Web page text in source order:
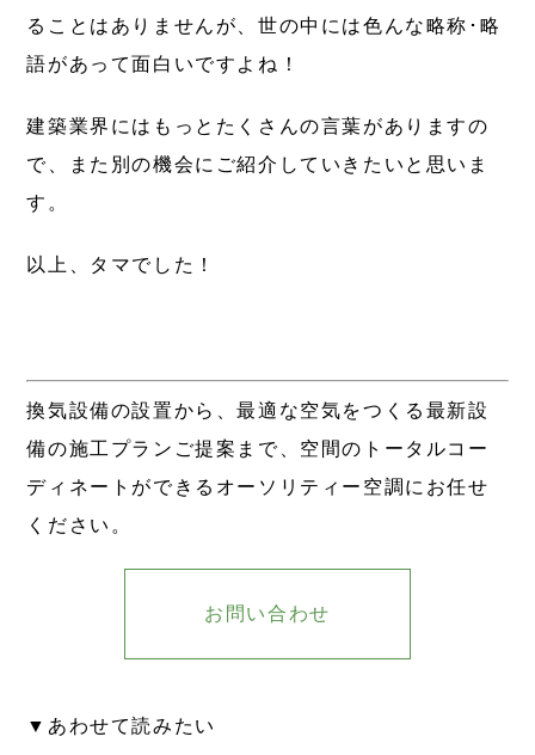
ることはありませんが、世の中には色んな略称･略
語があって面白いですよね！
建築業界にはもっとたくさんの言葉がありますの
で、また別の機会にご紹介していきたいと思いま
す。
以上、タマでした！
換気設備の設置から、最適な空気をつくる最新設
備の施工プランご提案まで、空間のトータルコー
ディネートができるオーソリティー空調にお任せ
ください。
お問い合わせ
▼あわせて読みたい